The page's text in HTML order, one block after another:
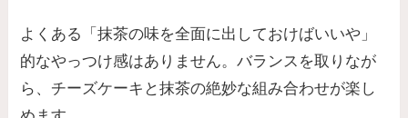
よくある「抹茶の味を全面に出しておけばいいや」
的なやっつけ感はありません。バランスを取りなが
ら、チーズケーキと抹茶の絶妙な組み合わせが楽し